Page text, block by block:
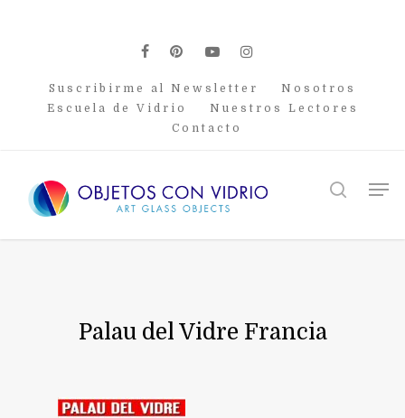
facebook
pinterest
youtubeinstagram
Suscribirme al Newsletter
Nosotros
Escuela de Vidrio
Nuestros Lectores
Contacto
search
Palau del Vidre Francia